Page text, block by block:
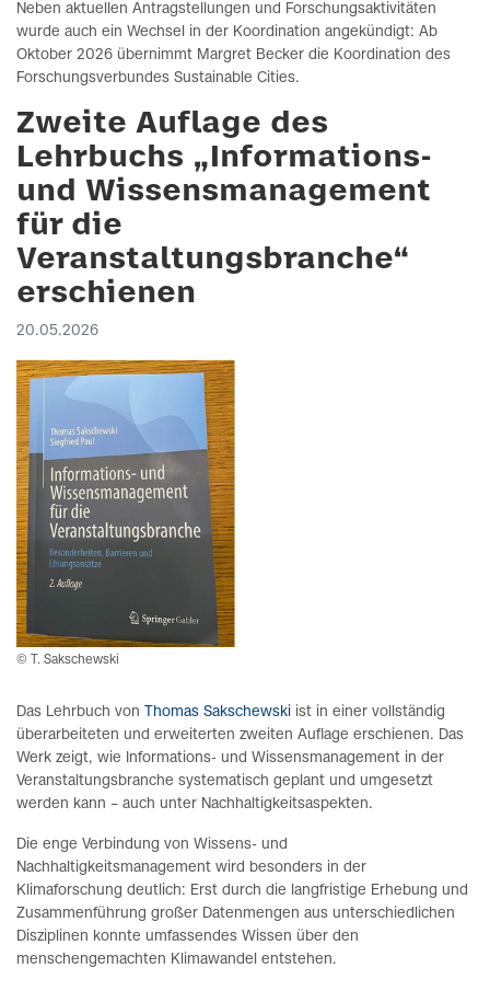
Neben aktuellen Antragstellungen und Forschungsaktivitäten
wurde auch ein Wechsel in der Koordination angekündigt: Ab
Oktober 2026 übernimmt Margret Becker die Koordination des
Forschungsverbundes Sustainable Cities.
Zweite Auflage des
Lehrbuchs „Informations-
und Wissensmanagement
für die
Veranstaltungsbranche“
erschienen
20.05.2026
© T. Sakschewski
Das Lehrbuch von Thomas Sakschewski ist in einer vollständig
überarbeiteten und erweiterten zweiten Auflage erschienen. Das
Werk zeigt, wie Informations- und Wissensmanagement in der
Veranstaltungsbranche systematisch geplant und umgesetzt
werden kann – auch unter Nachhaltigkeitsaspekten.
Die enge Verbindung von Wissens- und
Nachhaltigkeitsmanagement wird besonders in der
Klimaforschung deutlich: Erst durch die langfristige Erhebung und
Zusammenführung großer Datenmengen aus unterschiedlichen
Disziplinen konnte umfassendes Wissen über den
menschengemachten Klimawandel entstehen.